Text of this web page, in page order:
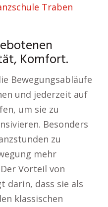
Traben
Komfort.
Bewegungsabläufe
und jederzeit auf
um sie zu
Besonders
zu
mehr
Vorteil von
darin, dass sie als
klassischen